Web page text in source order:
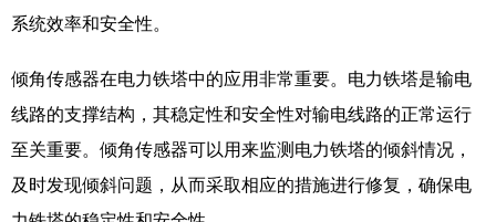
系统效率和安全性。
倾角传感器在电力铁塔中的应用非常重要。电力铁塔是输电
线路的支撑结构，其稳定性和安全性对输电线路的正常运行
至关重要。倾角传感器可以用来监测电力铁塔的倾斜情况，
及时发现倾斜问题，从而采取相应的措施进行修复，确保电